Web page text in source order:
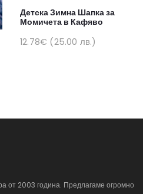
Детска Зимна Шапка за
Момичета в Кафяво
12.78€ (25.00 лв.)
от 2003 година. Предлагаме огромно